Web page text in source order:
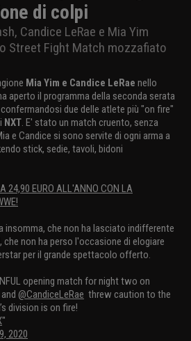
di colpi
Candice LeRae e Mia Yim
Street Fight Match mozzafiato
Mia Yim e Candice LeRae nello
aperto il programma della seconda serata
due delle atlete più "on fire"
NXT. E' stato un match cruento, senza
e Candice si sono servite di ogni arma a
stick, sedie, tavoli, bidoni
24,90 EURO ALL'ANNO CON LA
insomma, che non ha lasciato indifferente
, che non ha perso l'occasione di elogiare
per il grande spettacolo offerto.
opening match for night two on
and @CandiceLeRae threw caution to the
division is on fire!
"
2020